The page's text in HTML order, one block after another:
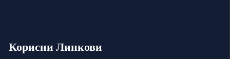
Корисни Линкови